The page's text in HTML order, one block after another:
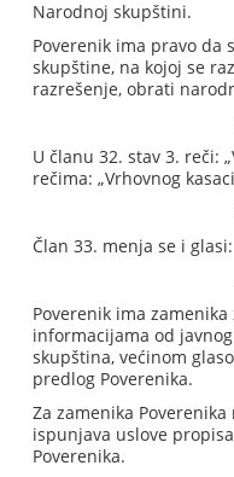
Narodnoj skupštini.
Poverenik ima pravo da
skupštine, na kojoj se
razrešenje, obrati
U članu 32. stav 3. reči:
rečima: „Vrhovnog
Član 33. menja se i glasi:
Poverenik ima
informacijama od
skupština, većinom
predlog Poverenika.
Za zamenika
ispunjava uslove
Poverenika.